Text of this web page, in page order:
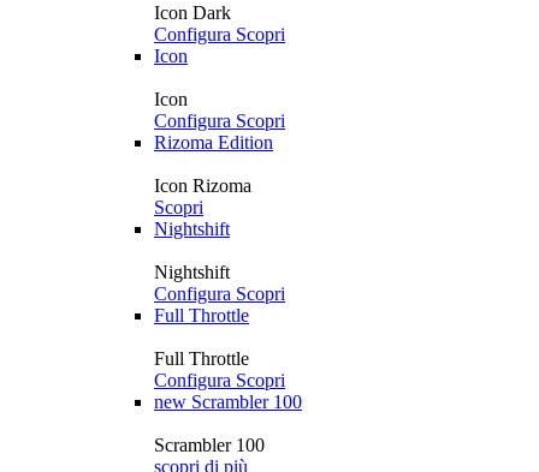
Icon Dark
Configura Scopri
Icon
Icon
Configura Scopri
Rizoma Edition
Icon Rizoma
Scopri
Nightshift
Nightshift
Configura Scopri
Full Throttle
Full Throttle
Configura Scopri
new Scrambler 100
Scrambler 100
scopri di più